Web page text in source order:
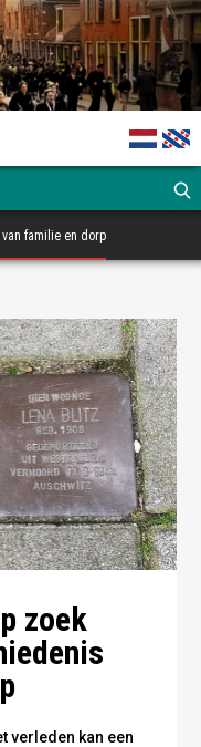
familie en dorp
zoek
verleden kan een